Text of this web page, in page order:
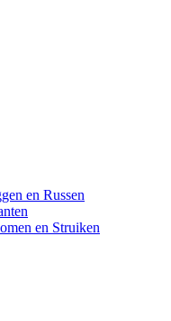
en Russen
en Struiken